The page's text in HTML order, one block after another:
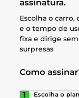
assinatura.
Escolha o
e o tempo de
fixa e dirige
surpresas
Como
Escolha o